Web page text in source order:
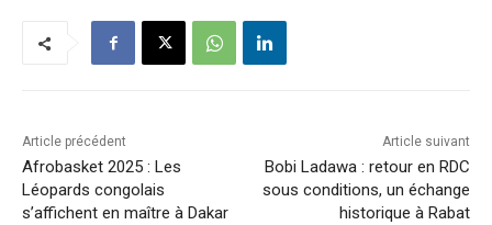
Article précédent
Afrobasket 2025 : Les
Léopards congolais
s’affichent en maître à Dakar
Article suivant
Bobi Ladawa : retour en RDC
sous conditions, un échange
historique à Rabat